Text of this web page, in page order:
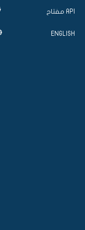
API مفتاح
ENGLISH